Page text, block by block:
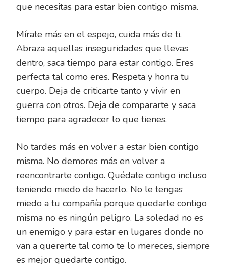
que necesitas para estar bien contigo misma.
Mírate más en el espejo, cuida más de ti.
Abraza aquellas inseguridades que llevas
dentro, saca tiempo para estar contigo. Eres
perfecta tal como eres. Respeta y honra tu
cuerpo. Deja de criticarte tanto y vivir en
guerra con otros. Deja de compararte y saca
tiempo para agradecer lo que tienes.
No tardes más en volver a estar bien contigo
misma. No demores más en volver a
reencontrarte contigo. Quédate contigo incluso
teniendo miedo de hacerlo. No le tengas
miedo a tu compañía porque quedarte contigo
misma no es ningún peligro. La soledad no es
un enemigo y para estar en lugares donde no
van a quererte tal como te lo mereces, siempre
es mejor quedarte contigo.